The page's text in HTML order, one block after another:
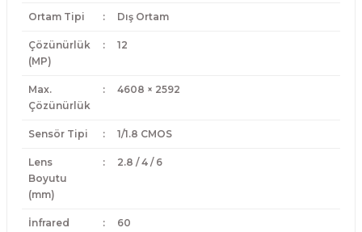
Ortam Tipi : Dış Ortam
Çözünürlük
(MP)
: 12
Max.
Çözünürlük
: 4608 × 2592
Sensör Tipi : 1/1.8 CMOS
Lens
Boyutu
(mm)
: 2.8 / 4 / 6
İnfrared
: 60